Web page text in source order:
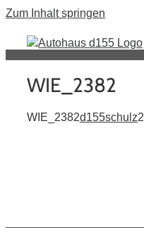
Zum Inhalt springen
WIE_2382
WIE_2382d155schulz